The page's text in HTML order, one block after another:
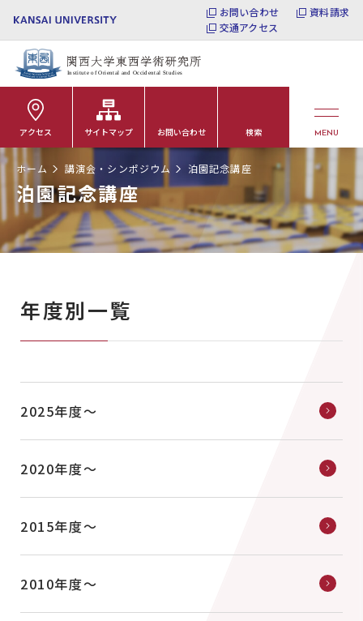
お問い合わせ
資料請求
交通アクセス
MENU
検索
お問い合わせ
サイトマップ
アクセス
ホーム 講演会・シンポジウム 泊園記念講座
泊園記念講座
年度別一覧
2025年度〜
2020年度〜
2015年度〜
2010年度〜